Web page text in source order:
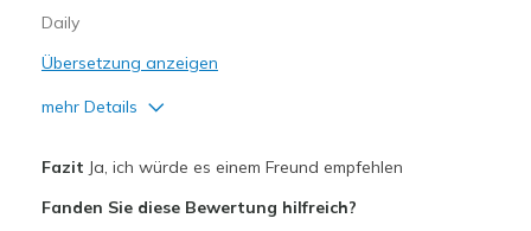
Daily
Übersetzung anzeigen
mehr Details
Fazit Ja, ich würde es einem Freund empfehlen
Fanden Sie diese Bewertung hilfreich?